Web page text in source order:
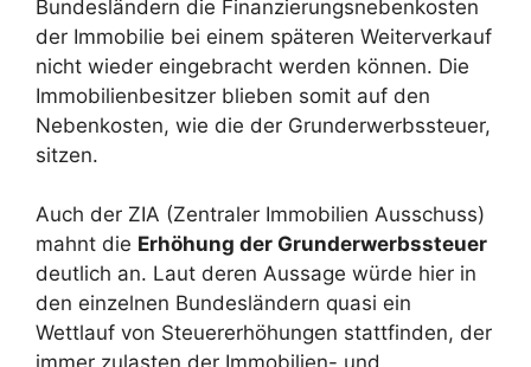
Bundesländern die Finanzierungsnebenkosten
der Immobilie bei einem späteren Weiterverkauf
nicht wieder eingebracht werden können. Die
Immobilienbesitzer blieben somit auf den
Nebenkosten, wie die der Grunderwerbssteuer,
sitzen.
Auch der ZIA (Zentraler Immobilien Ausschuss)
mahnt die Erhöhung der Grunderwerbssteuer
deutlich an. Laut deren Aussage würde hier in
den einzelnen Bundesländern quasi ein
Wettlauf von Steuererhöhungen stattfinden, der
immer zulasten der Immobilien- und